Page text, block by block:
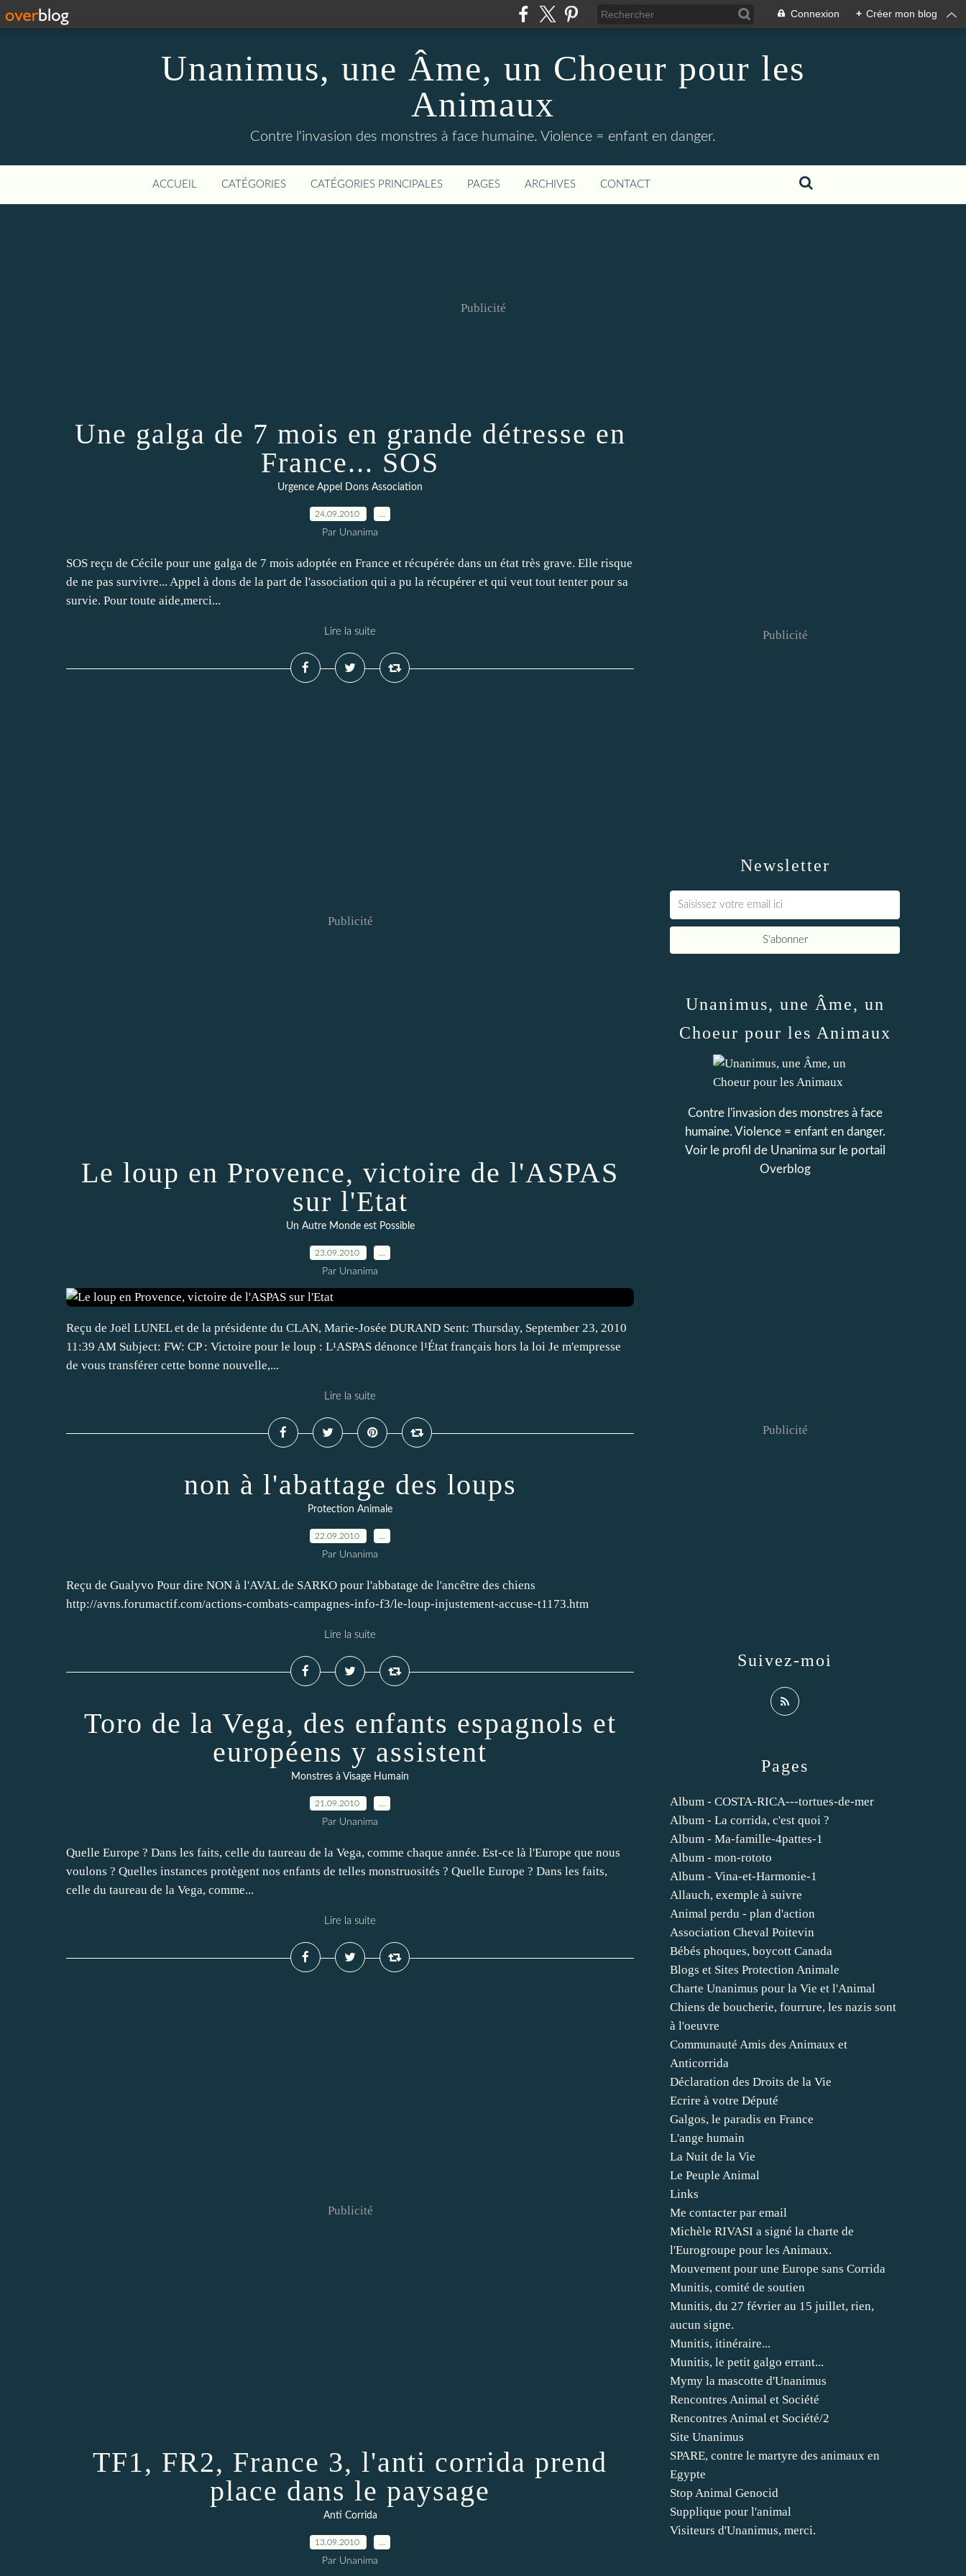
Connexion + Créer mon blog
Unanimus, une Âme, un Choeur pour les
Animaux
Contre l'invasion des monstres à face humaine. Violence = enfant en danger.
ACCUEIL CATÉGORIES CATÉGORIES PRINCIPALES PAGES ARCHIVES CONTACT
Publicité
Une galga de 7 mois en grande détresse en
France... SOS
Urgence Appel Dons Association
24.09.2010
Par Unanima
SOS reçu de Cécile pour une galga de 7 mois adoptée en France et récupérée dans un état très grave. Elle risque
de ne pas survivre... Appel à dons de la part de l'association qui a pu la récupérer et qui veut tout tenter pour sa
survie. Pour toute aide,merci...
Lire la suite
Publicité
Le loup en Provence, victoire de l'ASPAS
sur l'Etat
Un Autre Monde est Possible
23.09.2010
Par Unanima
Reçu de Joël LUNEL et de la présidente du CLAN, Marie-Josée DURAND Sent: Thursday, September 23, 2010
11:39 AM Subject: FW: CP : Victoire pour le loup : L¹ASPAS dénonce l¹État français hors la loi Je m'empresse
de vous transférer cette bonne nouvelle,...
Lire la suite
non à l'abattage des loups
Protection Animale
22.09.2010
Par Unanima
Reçu de Gualyvo Pour dire NON à l'AVAL de SARKO pour l'abbatage de l'ancêtre des chiens
http://avns.forumactif.com/actions-combats-campagnes-info-f3/le-loup-injustement-accuse-t1173.htm
Lire la suite
Toro de la Vega, des enfants espagnols et
européens y assistent
Monstres à Visage Humain
21.09.2010
Par Unanima
Quelle Europe ? Dans les faits, celle du taureau de la Vega, comme chaque année. Est-ce là l'Europe que nous
voulons ? Quelles instances protègent nos enfants de telles monstruosités ? Quelle Europe ? Dans les faits,
celle du taureau de la Vega, comme...
Lire la suite
Publicité
TF1, FR2, France 3, l'anti corrida prend
place dans le paysage
Anti Corrida
13.09.2010
Par Unanima
Newsletter
Publicité
Pages
Album - COSTA-RICA---tortues-de-mer
Album - La corrida, c'est quoi ?
Album - Ma-famille-4pattes-1
Album - mon-rototo
Album - Vina-et-Harmonie-1
Allauch, exemple à suivre
Animal perdu - plan d'action
Association Cheval Poitevin
Bébés phoques, boycott Canada
Blogs et Sites Protection Animale
Charte Unanimus pour la Vie et l'Animal
Chiens de boucherie, fourrure, les nazis sont
à l'oeuvre
Communauté Amis des Animaux et
Anticorrida
Déclaration des Droits de la Vie
Ecrire à votre Député
Galgos, le paradis en France
L'ange humain
La Nuit de la Vie
Le Peuple Animal
Links
Me contacter par email
Michèle RIVASI a signé la charte de
l'Eurogroupe pour les Animaux.
Mouvement pour une Europe sans Corrida
Munitis, comité de soutien
Munitis, du 27 février au 15 juillet, rien,
aucun signe.
Munitis, itinéraire...
Munitis, le petit galgo errant...
Mymy la mascotte d'Unanimus
Rencontres Animal et Société
Rencontres Animal et Société/2
Site Unanimus
SPARE, contre le martyre des animaux en
Egypte
Stop Animal Genocid
Supplique pour l'animal
Visiteurs d'Unanimus, merci.
Unanimus, une Âme, un
Choeur pour les Animaux
Contre l'invasion des monstres à face
humaine. Violence = enfant en danger.
Voir le profil de Unanimasur le portail
Overblog
Suivez-moi
Publicité